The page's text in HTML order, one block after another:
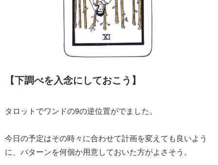
【下調べを入念にしておこう】
タロットでワンドの9の逆位置がでました。
今日の予定はその時々に合わせて計画を変えても良いよう
に、パターンを何個か用意しておいた方がよさそう。